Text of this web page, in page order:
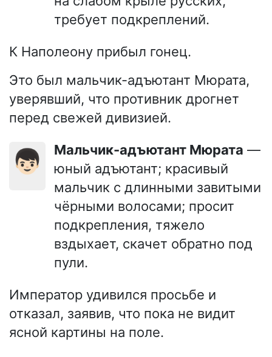
требует подкреплений.
К Наполеону прибыл гонец.
Это был мальчик-адъютант Мюрата,
уверявший, что противник дрогнет
перед свежей дивизией.
👦🏻 Мальчик-адъютант Мюрата —
юный адъютант; красивый
мальчик с длинными завитыми
чёрными волосами; просит
подкрепления, тяжело
вздыхает, скачет обратно под
пули.
Император удивился просьбе и
отказал, заявив, что пока не видит
ясной картины на поле.